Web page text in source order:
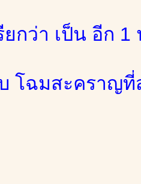
กว่า เป็น อีก 1
โฉมสะคราญที่